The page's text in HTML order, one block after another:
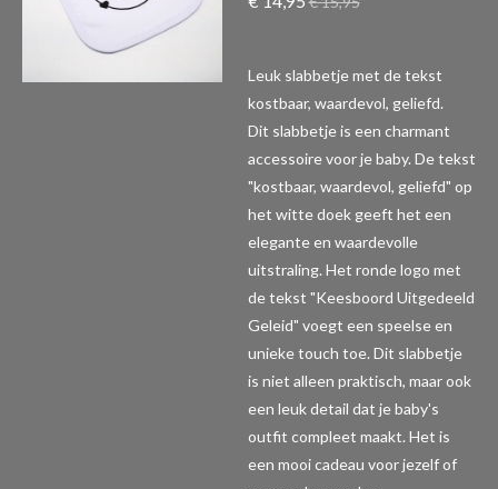
Leuk slabbetje met de tekst
kostbaar, waardevol, geliefd.
Dit slabbetje is een charmant
accessoire voor je baby. De tekst
"kostbaar, waardevol, geliefd" op
het witte doek geeft het een
elegante en waardevolle
uitstraling. Het ronde logo met
de tekst "Keesboord Uitgedeeld
Geleid" voegt een speelse en
unieke touch toe. Dit slabbetje
is niet alleen praktisch, maar ook
een leuk detail dat je baby's
outfit compleet maakt. Het is
een mooi cadeau voor jezelf of